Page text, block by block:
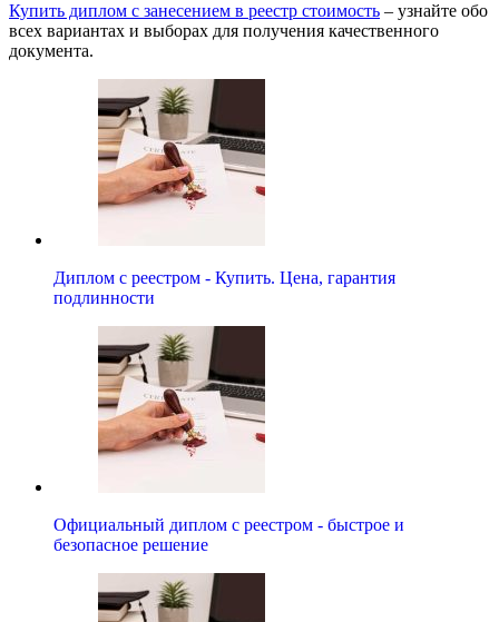
Купить диплом с занесением в реестр стоимость – узнайте обо
всех вариантах и выборах для получения качественного
документа.
Диплом с реестром - Купить. Цена, гарантия
подлинности
Официальный диплом с реестром - быстрое и
безопасное решение